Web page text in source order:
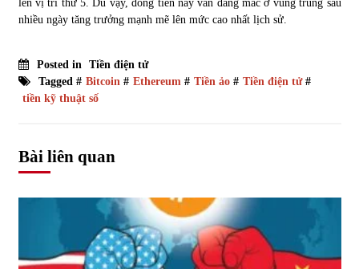
lên vị trí thứ 5. Dù vậy, đồng tiền này vẫn đang mắc ở vùng trũng sau
nhiều ngày tăng trưởng mạnh mẽ lên mức cao nhất lịch sử.
Posted in Tiền điện tử
Tagged # Bitcoin# Ethereum# Tiền ảo# Tiền điện tử#
tiền kỹ thuật số
Bài liên quan